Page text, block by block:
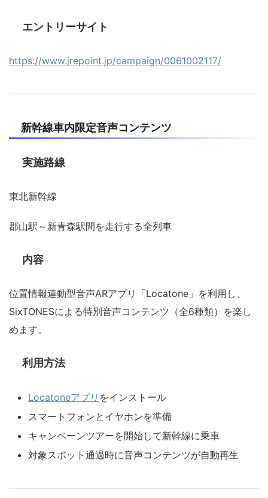
エントリーサイト
https://www.jrepoint.jp/campaign/0061002117/
新幹線車内限定音声コンテンツ
実施路線
東北新幹線
郡山駅～新青森駅間を走行する全列車
内容
位置情報連動型音声ARアプリ「Locatone」を利用し、
SixTONESによる特別音声コンテンツ（全6種類）を楽し
めます。
利用方法
Locatoneアプリ をインストール
スマートフォンとイヤホンを準備
キャンペーンツアーを開始して新幹線に乗車
対象スポット通過時に音声コンテンツが自動再生